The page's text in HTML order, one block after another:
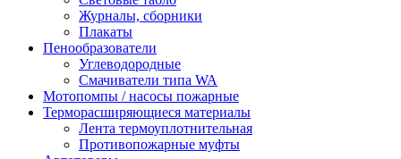
Журналы, сборники
Плакаты
Пенообразователи
Углеводородные
Смачиватели типа WA
Мотопомпы / насосы пожарные
Терморасширяющиеся материалы
Лента термоуплотнительная
Противопожарные муфты